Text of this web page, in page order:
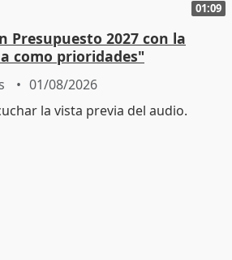
01:09
Presupuesto 2027 con la
como prioridades"
01/08/2026